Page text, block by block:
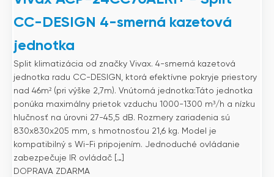
CC-DESIGN 4-smerná kazetová
jednotka
Split klimatizácia od značky Vivax. 4-smerná kazetová
jednotka radu CC-DESIGN, ktorá efektívne pokryje priestory
nad 46m² (pri výške 2,7m). Vnútorná jednotka:Táto jednotka
ponúka maximálny prietok vzduchu 1000-1300 m³/h a nízku
hlučnosť na úrovni 27-45,5 dB. Rozmery zariadenia sú
830x830x205 mm, s hmotnosťou 21,6 kg. Model je
kompatibilný s Wi-Fi pripojením. Jednoduché ovládanie
zabezpečuje IR ovládač […]
DOPRAVA ZDARMA